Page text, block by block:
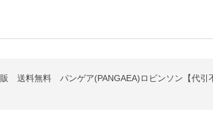
送料無料 パンゲア(PANGAEA)ロビンソン【代引